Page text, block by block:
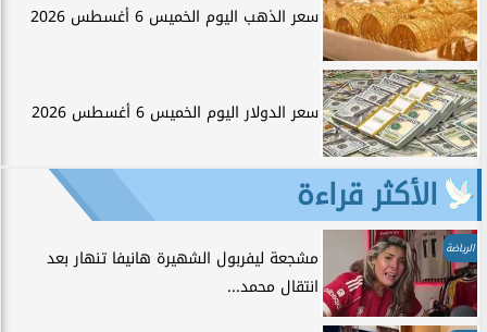
سعر الذهب اليوم الخميس 6 أغسطس 2026
سعر الدولار اليوم الخميس 6 أغسطس 2026
الأكثر قراءة
الرياضة
مشجعة ليفربول الشهيرة هانيفا تنهار بعد
انتقال محمد...